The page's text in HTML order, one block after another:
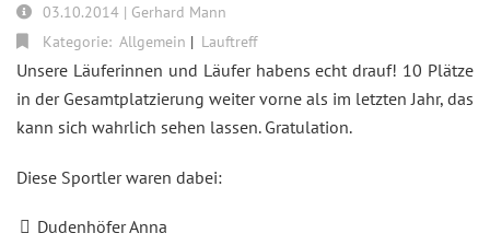
Unsere Läuferinnen und Läufer habens echt drauf! 10 Plätze
in der Gesamtplatzierung weiter vorne als im letzten Jahr, das
kann sich wahrlich sehen lassen. Gratulation.
Diese Sportler waren dabei:
Dudenhöfer Anna
03.10.2014 | Gerhard Mann
Kategorie: Allgemein Lauftreff